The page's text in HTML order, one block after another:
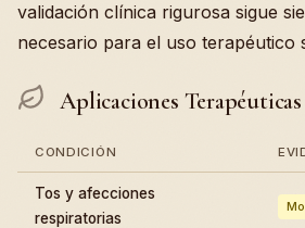
validación clínica rigurosa sigue
necesario para el uso terapéutico
Aplicaciones Terapéuticas
CONDICIÓN
Tos y afecciones
respiratorias